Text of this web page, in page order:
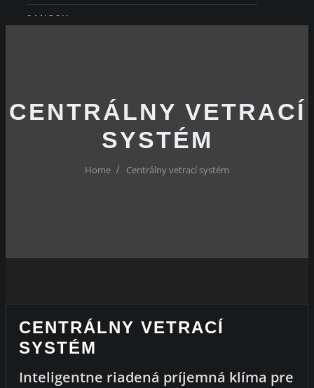
SANOSIL
CENTRÁLNY VETRACÍ
SYSTÉM
Home Centrálny vetrací systém
CENTRÁLNY VETRACÍ
SYSTÉM
Inteligentne riadená príjemná klíma pre